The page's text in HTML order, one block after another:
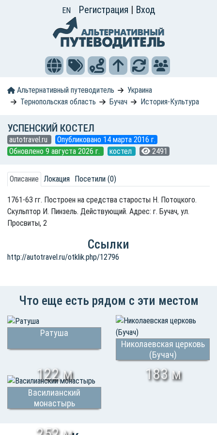
EN Регистрация | Вход
Альтернативный путеводитель
Украина
Тернопольская область
Бучач История-Культура
УСПЕНСКИЙ КОСТЕЛ
autotravel.ru
Опубликовано 14 марта 2016 г.
Обновлено 9 августа 2026 г.
костел 2491
Описание Локация Посетили (0)
1761-63 гг. Построен на средства старосты Н. Потоцкого.
Скульптор И. Пинзель. Действующий. Адрес: г. Бучач, ул.
Просвиты, 2
Ссылки
http://autotravel.ru/otklik.php/12796
Что еще есть рядом с эти местом
Ратуша
122 м
Николаевская церковь
(Бучач)
183 м
Василианский
монастырь